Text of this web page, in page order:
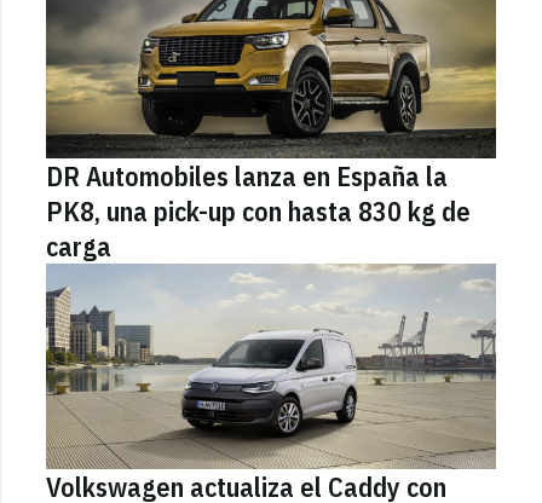
DR Automobiles lanza en España la
PK8, una pick-up con hasta 830 kg de
carga
Volkswagen actualiza el Caddy con